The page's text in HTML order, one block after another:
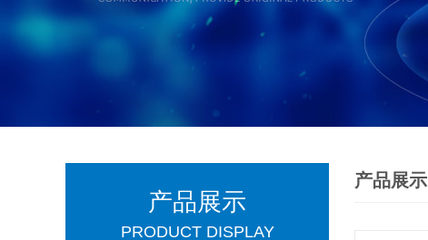
产品展示
PRODUCT DISPLAY
产品展示